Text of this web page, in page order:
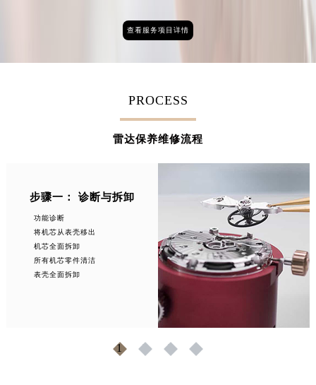
查看服务项目详情
PROCESS
雷达保养维修流程
步骤一： 诊断与拆卸
功能诊断
将机芯从表壳移出
机芯全面拆卸
所有机芯零件清洁
表壳全面拆卸
1 2 3 4